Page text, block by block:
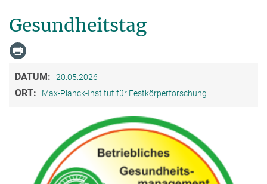
Gesundheitstag
DATUM: 20.05.2026
ORT: Max-Planck-Institut für Festkörperforschung